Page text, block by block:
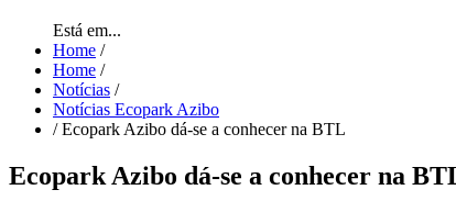
Está em...
Home /
Home /
Notícias /
Notícias Ecopark Azibo
/ Ecopark Azibo dá-se a conhecer na BTL
Ecopark Azibo dá-se a conhecer na